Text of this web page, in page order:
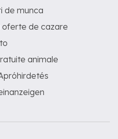
de munca
oferte de cazare
animale